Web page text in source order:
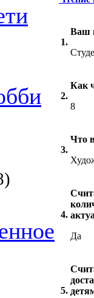
1.
Ваш
2.
Как
8
3.
Что
4.
Да
5.